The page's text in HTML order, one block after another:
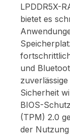
LPDDR5X-
bietet es
und
Sicherheit
BIOS-
(TPM) 2.0
der